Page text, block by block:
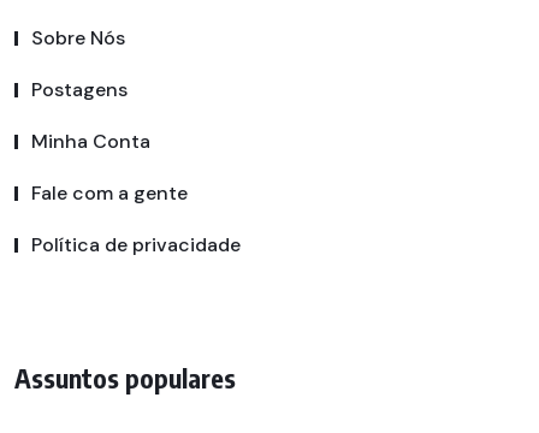
Sobre Nós
Postagens
Minha Conta
Fale com a gente
Política de privacidade
Assuntos populares